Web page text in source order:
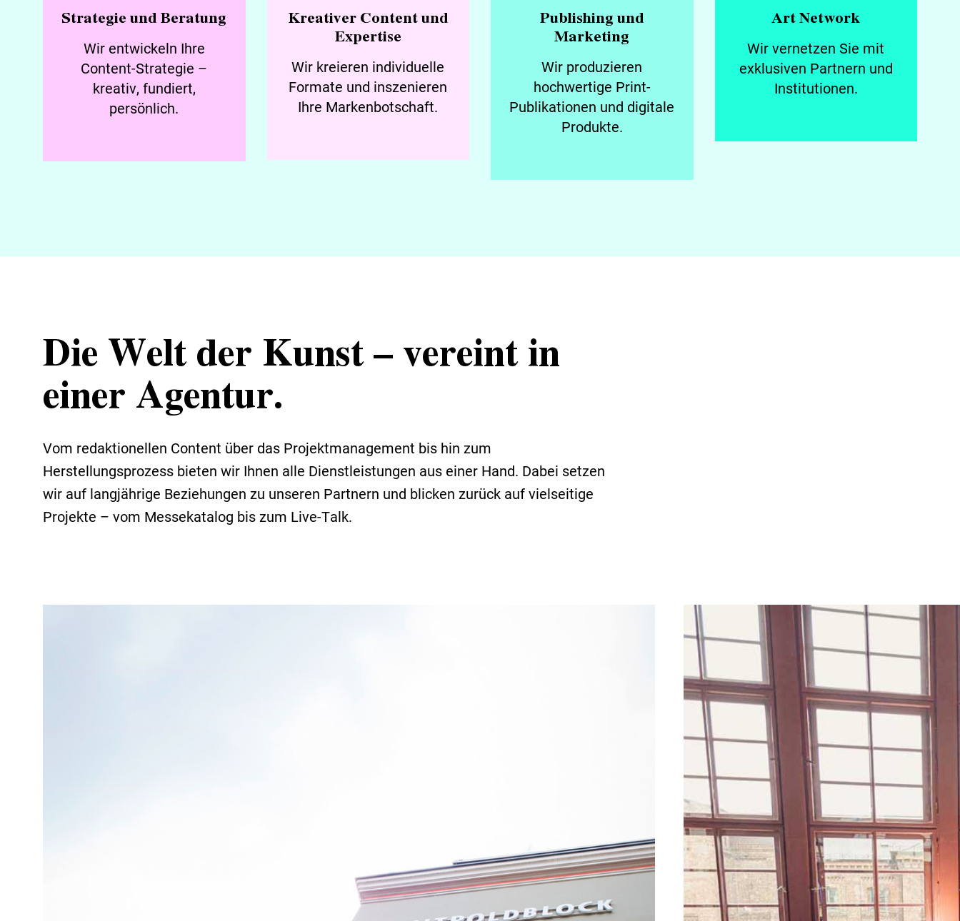
Strategie und Beratung
Wir entwickeln Ihre
Content-Strategie –
kreativ, fundiert,
persönlich.
Kreativer Content und
Expertise
Wir kreieren individuelle
Formate und inszenieren
Ihre Markenbotschaft.
Publishing und
Marketing
Wir produzieren
hochwertige Print-
Publikationen und digitale
Produkte.
Art Network
Wir vernetzen Sie mit
exklusiven Partnern und
Institutionen.
Die Welt der Kunst – vereint in
einer Agentur.
Vom redaktionellen Content über das Projektmanagement bis hin zum
Herstellungsprozess bieten wir Ihnen alle Dienstleistungen aus einer Hand. Dabei setzen
wir auf langjährige Beziehungen zu unseren Partnern und blicken zurück auf vielseitige
Projekte – vom Messekatalog bis zum Live-Talk.